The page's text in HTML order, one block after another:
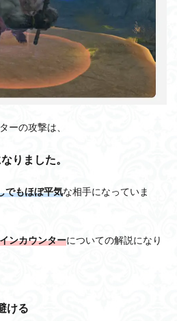
ーの攻撃は、
りました。
でもほぼ平気な相手になっていま
ンカウンターについての解説になり
ける